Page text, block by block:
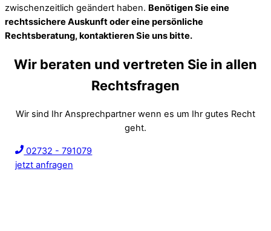
zwischenzeitlich geändert haben. Benötigen Sie eine
rechtssichere Auskunft oder eine persönliche
Rechtsberatung, kontaktieren Sie uns bitte.
Wir beraten und vertreten Sie in allen
Rechtsfragen
Wir sind Ihr Ansprechpartner wenn es um Ihr gutes Recht
geht.
02732 - 791079
jetzt anfragen